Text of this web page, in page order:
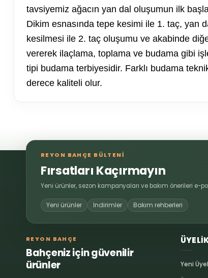
tavsiyemiz ağacın yan dal oluşumun ilk
Dikim esnasında tepe kesimi ile 1. taç, yan
kesilmesi ile 2. taç oluşumu ve akabinde
vererek ilaçlama, toplama ve budama gibi
tipi budama terbiyesidir. Farklı budama
derece kaliteli olur.
Ürün resmi kalitesiz, bozuk veya görüntülenemiyor.
Ürün açıklamasında eksik bilgiler bulunuyor.
Ürün fiyatı diğer sitelerden daha pahalı.
Bu ürüne benzer farklı alternatifler olmalı.
REYON BAHÇE BÜLTENİ
Fırsatları Kaçırmayın
Yeni ürünler, sezon kampanyaları ve bakım önerileri e-
Yeni ürünler İndirimler Bakım rehberleri
REYON BAHÇE
Bahçeniz için güvenilir
ürünler
Yeni